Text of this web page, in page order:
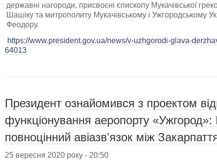
державні нагороди, присвоєні єпископу Мукачівської
Шашіку та митрополиту Мукачівському і Ужгородському
Феодору.
https://www.president.gov.ua/news/v-uzhgorodi-glava-
64013
Президент ознайомився з проектом
функціонування аеропорту
повноцінний авіазв'язок між
25 вересня 2020 року - 20:50